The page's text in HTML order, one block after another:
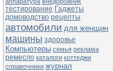
тестирование Гаджеты
домоводство рецепты
автомобили для женщин
машины здоровье
Компьютеры семья реклама
ремесло каталоги коттеджи
справочники журнал